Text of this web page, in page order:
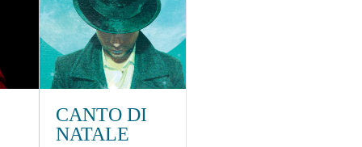
CANTO DI
NATALE